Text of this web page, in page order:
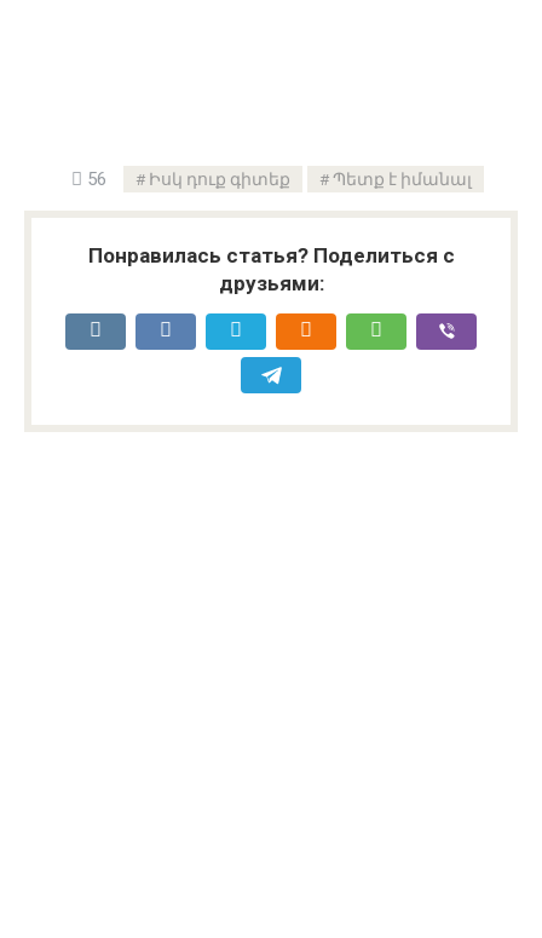
56 Իսկ դուք գիտեք Պետք է իմանալ
Понравилась статья? Поделиться с
друзьями: